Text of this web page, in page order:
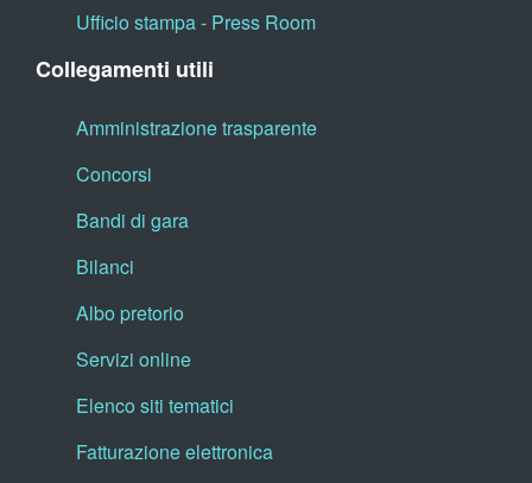
Ufficio stampa - Press Room
Collegamenti utili
Amministrazione trasparente
Concorsi
Bandi di gara
Bilanci
Albo pretorio
Servizi online
Elenco siti tematici
Fatturazione elettronica